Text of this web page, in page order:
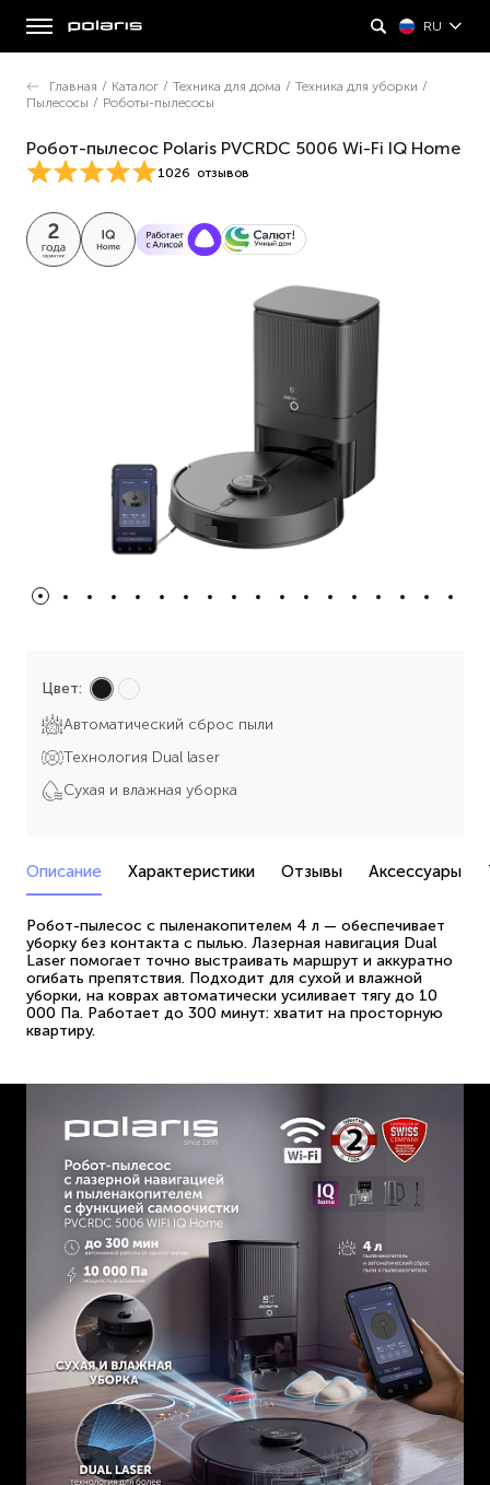
RU
Главная / Каталог / Техника для дома / Техника для уборки /
Пылесосы / Роботы-пылесосы
Робот-пылесос Polaris PVCRDC 5006 Wi-Fi IQ Home
1026 отзывов
Цвет:
Автоматический сброс пыли
Технология Dual laser
Сухая и влажная уборка
Описание Характеристики Отзывы Аксессуары
Робот-пылесос с пыленакопителем 4 л — обеспечивает
уборку без контакта с пылью. Лазерная навигация Dual
Laser помогает точно выстраивать маршрут и аккуратно
огибать препятствия. Подходит для сухой и влажной
уборки, на коврах автоматически усиливает тягу до 10
000 Па. Работает до 300 минут: хватит на просторную
квартиру.